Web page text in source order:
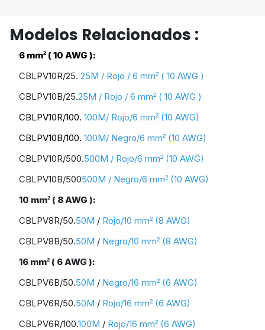
Modelos Relacionados :
6 mm² ( 10 AWG ):
CBLPV10R/25. 25M / Rojo / 6 mm² ( 10 AWG )
CBLPV10B/25.25M / Rojo / 6 mm² ( 10 AWG )
CBLPV10R/100. 100M/ Rojo/6 mm² (10 AWG)
CBLPV10B/100. 100M/ Negro/6 mm² (10 AWG)
CBLPV10R/500.500M / Rojo/6 mm² (10 AWG)
CBLPV10B/500500M / Negro/6 mm² (10 AWG)
10 mm² ( 8 AWG ):
CBLPV8R/50.50M / Rojo/10 mm² (8 AWG)
CBLPV8B/50.50M / Negro/10 mm² (8 AWG)
16 mm² ( 6 AWG ):
CBLPV6B/50.50M / Negro/16 mm² (6 AWG)
CBLPV6R/50.50M / Rojo/16 mm² (6 AWG)
CBLPV6R/100.100M / Rojo/16 mm² (6 AWG)